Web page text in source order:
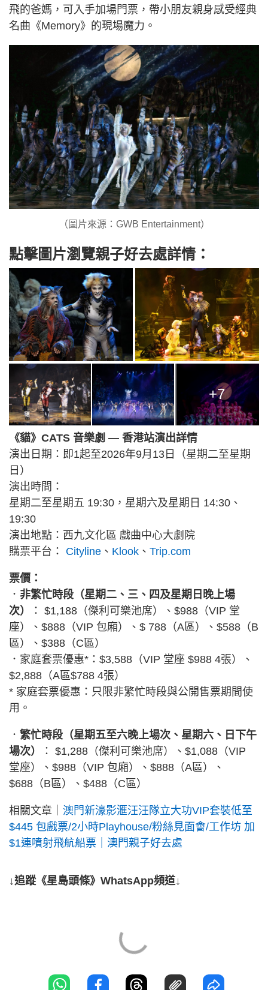
飛的爸媽，可入手加場門票，帶小朋友親身感受經典
名曲《Memory》的現場魔力。
（圖片來源：GWB Entertainment）
點擊圖片瀏覽親子好去處詳情：
+7
《貓》CATS 音樂劇 — 香港站演出詳情
演出日期：即1起至2026年9月13日（星期二至星期
日）
演出時間：
星期二至星期五 19:30，星期六及星期日 14:30、
19:30
演出地點：西九文化區 戲曲中心大劇院
購票平台： Cityline 、 Klook 、 Trip.com
票價：
． 非繁忙時段（星期二、三、四及星期日晚上場
次）
： $1,188（傑利可樂池席）、$988（VIP 堂
座）、$888（VIP 包廂）、$ 788（A區）、$588（B
區）、$388（C區）
．家庭套票優惠*：$3,588（VIP 堂座 $988 4張）、
$2,888（A區$788 4張）
* 家庭套票優惠：只限非繁忙時段與公開售票期間使
用。
． 繁忙時段（星期五至六晚上場次、星期六、日下午
場次）
： $1,288（傑利可樂池席）、$1,088（VIP
堂座）、$988（VIP 包廂）、$888（A區）、
$688（B區）、$488（C區）
相關文章｜ 澳門新濠影滙汪汪隊立大功VIP套裝低至
$445 包戲票/2小時Playhouse/粉絲見面會/工作坊 加
$1連噴射飛航船票｜澳門親子好去處
↓追蹤《星島頭條》WhatsApp頻道↓